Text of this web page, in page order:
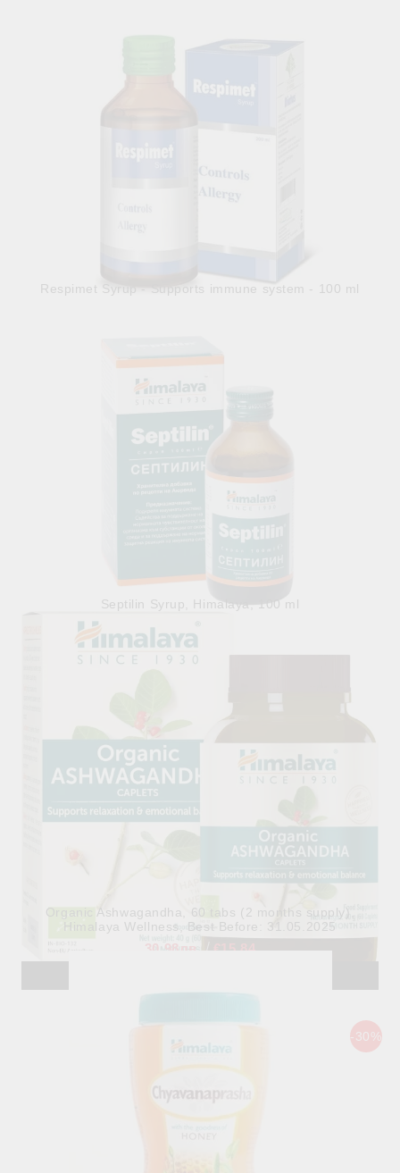
Respimet Syrup - Supports immune system - 100 ml
Septilin Syrup, Himalaya, 100 ml
5.65лв.
Organic Ashwagandha, 60 tabs (2 months supply),
Himalaya Wellness, Best Before: 31.05.2025
€15.84
-30%